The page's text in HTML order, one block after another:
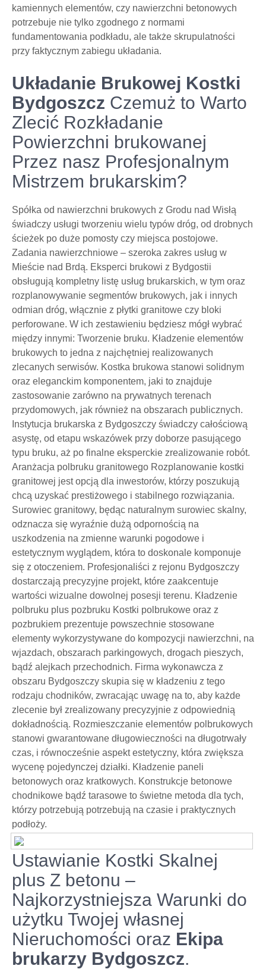
kamiennych elementów, czy nawierzchni betonowych
potrzebuje nie tylko zgodnego z normami
fundamentowania podkładu, ale także skrupulatności
przy faktycznym zabiegu układania.
Układanie Brukowej Kostki
Bydgoszcz Czemuż to Warto
Zlecić Rozkładanie
Powierzchni brukowanej
Przez nasz Profesjonalnym
Mistrzem brukarskim?
Spółka od nawierzchni brukowych z Grodu nad Wisłą
świadczy usługi tworzeniu wielu typów dróg, od drobnych
ścieżek po duże pomosty czy miejsca postojowe.
Zadania nawierzchniowe – szeroka zakres usług w
Mieście nad Brdą. Eksperci brukowi z Bydgostii
obsługują kompletny listę usług brukarskich, w tym oraz
rozplanowywanie segmentów brukowych, jak i innych
odmian dróg, włącznie z płytki granitowe czy bloki
perforowane. W ich zestawieniu będziesz mógł wybrać
między innymi: Tworzenie bruku. Kładzenie elementów
brukowych to jedna z najchętniej realizowanych
zlecanych serwisów. Kostka brukowa stanowi solidnym
oraz eleganckim komponentem, jaki to znajduje
zastosowanie zarówno na prywatnych terenach
przydomowych, jak również na obszarach publicznych.
Instytucja brukarska z Bydgoszczy świadczy całościową
asystę, od etapu wskazówek przy doborze pasującego
typu bruku, aż po finalne eksperckie zrealizowanie robót.
Aranżacja polbruku granitowego Rozplanowanie kostki
granitowej jest opcją dla inwestorów, którzy poszukują
chcą uzyskać prestiżowego i stabilnego rozwiązania.
Surowiec granitowy, będąc naturalnym surowiec skalny,
odznacza się wyraźnie dużą odpornością na
uszkodzenia na zmienne warunki pogodowe i
estetycznym wyglądem, która to doskonale komponuje
się z otoczeniem. Profesjonaliści z rejonu Bydgoszczy
dostarczają precyzyjne projekt, które zaakcentuje
wartości wizualne dowolnej posesji terenu. Kładzenie
polbruku plus pozbruku Kostki polbrukowe oraz z
pozbrukiem prezentuje powszechnie stosowane
elementy wykorzystywane do kompozycji nawierzchni, na
wjazdach, obszarach parkingowych, drogach pieszych,
bądź alejkach przechodnich. Firma wykonawcza z
obszaru Bydgoszczy skupia się w kładzeniu z tego
rodzaju chodników, zwracając uwagę na to, aby każde
zlecenie był zrealizowany precyzyjnie z odpowiednią
dokładnością. Rozmieszczanie elementów polbrukowych
stanowi gwarantowane długowieczności na długotrwały
czas, i równocześnie aspekt estetyczny, która zwiększa
wycenę pojedynczej działki. Kładzenie paneli
betonowych oraz kratkowych. Konstrukcje betonowe
chodnikowe bądź tarasowe to świetne metoda dla tych,
którzy potrzebują potrzebują na czasie i praktycznych
podłoży.
Ustawianie Kostki Skalnej
plus Z betonu –
Najkorzystniejsza Warunki do
użytku Twojej własnej
Nieruchomości oraz Ekipa
brukarzy Bydgoszcz.